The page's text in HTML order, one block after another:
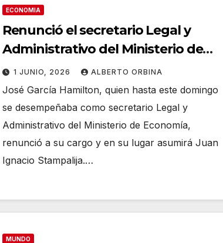
ECONOMIA
Renunció el secretario Legal y
Administrativo del Ministerio de
Economía
1 JUNIO, 2026 ALBERTO ORBINA
José García Hamilton, quien hasta este domingo
se desempeñaba como secretario Legal y
Administrativo del Ministerio de Economía,
renunció a su cargo y en su lugar asumirá Juan
Ignacio Stampalija.…
MUNDO